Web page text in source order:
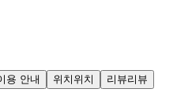
용 안내 위치 위치 리뷰리뷰